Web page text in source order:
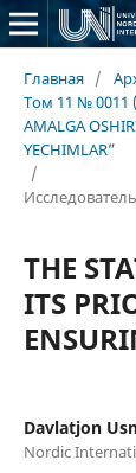
Главная /
Том 11 № 0011
AMALGA
YECHIMLAR”
/
THE
ITS
Davlatjon
Nordic